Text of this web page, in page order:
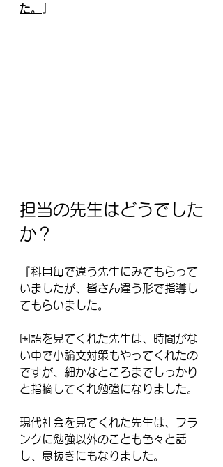
た。
担当の先生はどうでした
か？
『科目毎で違う先生にみてもらって
いましたが、皆さん違う形で指導し
てもらいました。
国語を見てくれた先生は、時間がな
い中で小論文対策もやってくれたの
ですが、細かなところまでしっかり
と指摘してくれ勉強になりました。
現代社会を見てくれた先生は、フラ
ンクに勉強以外のことも色々と話
し、息抜きにもなりました。